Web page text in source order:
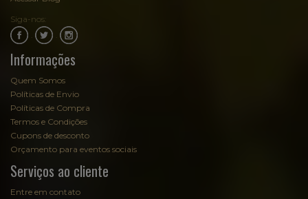
Siga-nos:
Informações
Quem Somos
Políticas de Envio
Políticas de Compra
Termos e Condições
Cupons de desconto
Orçamento para eventos sociais
Serviços ao cliente
Entre em contato